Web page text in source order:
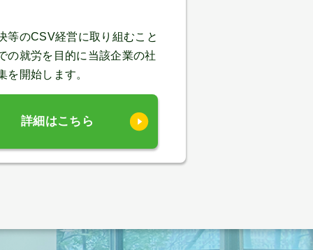
等のCSV経営に取り組むこと
の就労を目的に当該企業の社
開始します。
詳細はこちら